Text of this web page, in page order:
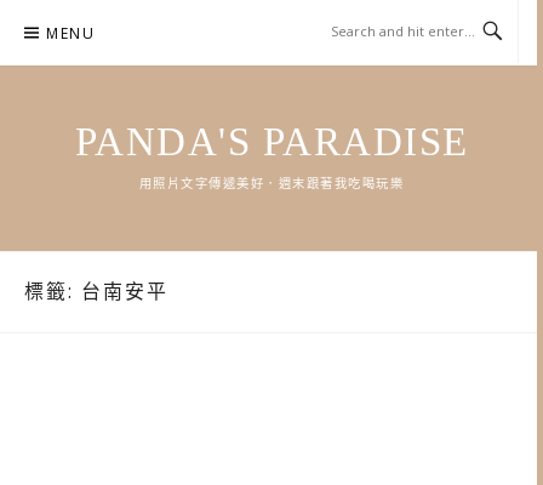
content
MENU
PANDA'S PARADISE
用照片文字傳遞美好．週末跟著我吃喝玩樂
標籤: 台南安平